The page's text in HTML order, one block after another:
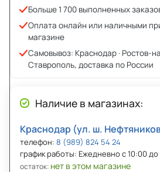
Больше 1 700 выполненных
Оплата онлайн или наличными
магазине
Самовывоз: Краснодар · Ростов-
Ставрополь, доставка по России
Наличие в магазинах:
Краснодар (ул. ш.
телефон: 8 (989) 824 54 24
график работы: Ежедневно с 10:00
остаток: нет в этом магазине